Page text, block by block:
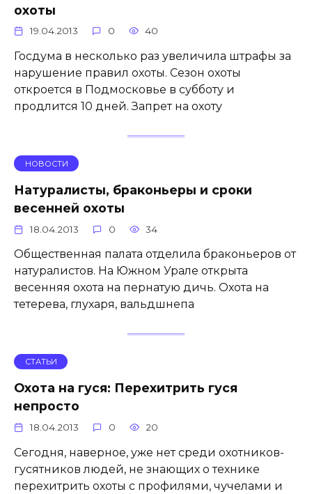
охоты
19.04.2013 0 40
Госдума в несколько раз увеличила штрафы за
нарушение правил охоты. Сезон охоты
откроется в Подмосковье в субботу и
продлится 10 дней. Запрет на охоту
НОВОСТИ
Натуралисты, браконьеры и сроки
весенней охоты
18.04.2013 0 34
Общественная палата отделила браконьеров от
натуралистов. На Южном Урале открыта
весенняя охота на пернатую дичь. Охота на
тетерева, глухаря, вальдшнепа
СТАТЬИ
Охота на гуся: Перехитрить гуся
непросто
18.04.2013 0 20
Сегодня, наверное, уже нет среди охотников-
гусятников людей, не знающих о технике
перехитрить охоты с профилями, чучелами и